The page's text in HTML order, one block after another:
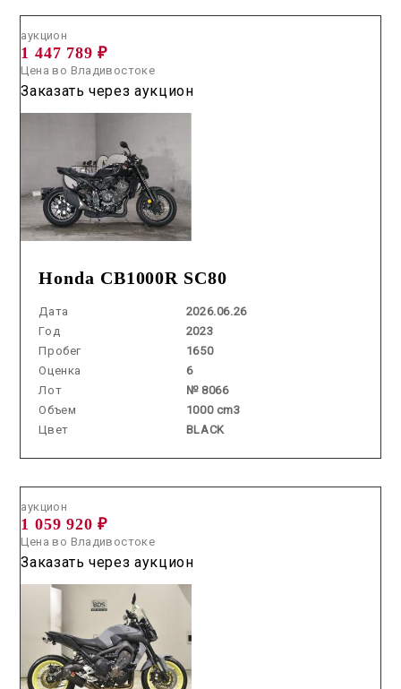
Honda CB1000R SC80
Дата
2026.06.26
Год
2023
Пробег
1650
Оценка
6
Лот
№ 8066
Объем
1000 cm3
Цвет
BLACK
аукцион
1 447 789 ₽
Цена во Владивостоке
Заказать через аукцион
аукцион
1 059 920 ₽
Цена во Владивостоке
Заказать через аукцион